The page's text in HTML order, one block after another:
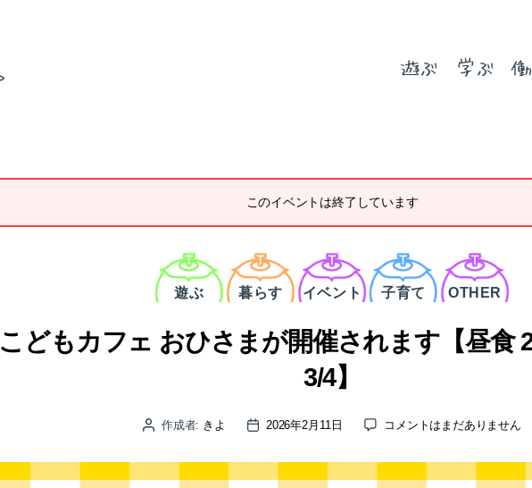
遊ぶ 学ぶ
このイベントは終了しています
カ
テ
ゴ
遊ぶ 暮らす イベント 子育て OTHER
こどもカフェ おひさまが開催されます【昼食
3/4】
投
者
作成者: きよ
投
日
2026年2月11日
こ
コメントはまだありません